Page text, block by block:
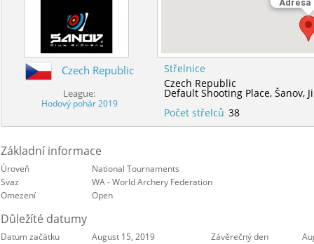
Adresa
Czech Republic
League:
Hodový pohár 2019
Střelnice
Czech Republic
Default Shooting Place,Šanov,
Počet střelců 38
Základní informace
Úroveň
National Tournaments
Svaz
WA - World Archery Federation
Omezení
Open
Důležíté datumy
Datum začátku August 15, 2019 Závěrečný den